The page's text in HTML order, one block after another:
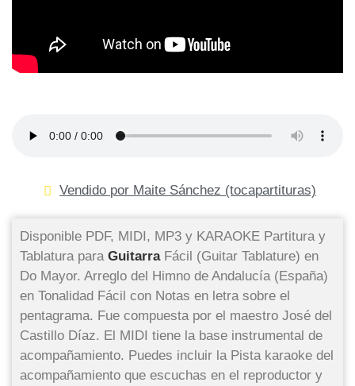
Vendido por Maite Sánchez (tocapartituras)
Disponible PDF, MIDI, MP3 y KARAOKE Partitura y
Tablatura para GuitarraFácil (Guitar Tablature) en
Do Mayor. Arreglo del Himno de Andalucía (España)
en Tonalidad Fácil con Notas en letra sobre el
pentagrama. Fue compuesta por el maestro José del
Castillo Díaz. El MIDI tiene la base instrumental de
acompañamiento. Puedes incluir la Pista karaoke del
acompañamiento que escuchas en el reproductor y